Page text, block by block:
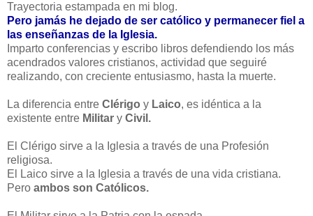
Trayectoria estampada en mi blog.
Pero jamás he dejado de ser católico y permanecer fiel a
las enseñanzas de la Iglesia.
Imparto conferencias y escribo libros defendiendo los más
acendrados valores cristianos, actividad que seguiré
realizando, con creciente entusiasmo, hasta la muerte.
La diferencia entre Clérigo y Laico, es idéntica a la
existente entre Militar y Civil.
El Clérigo sirve a la Iglesia a través de una Profesión
religiosa.
El Laico sirve a la Iglesia a través de una vida cristiana.
Pero ambos son Católicos.